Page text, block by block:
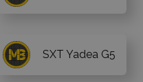
SXT Yadea G5